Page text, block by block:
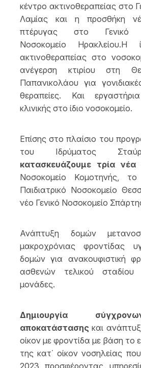
κέντρο ακτινοθεραπείας στο
Λαμίας και η προσθήκη
πτέρυγας στο Γενικό
Νοσοκομείο Ηρακλείου.Η
ακτινοθεραπείας στο
ανέγερση κτιρίου στη
Παπανικολάου για
θεραπείες. Και
κλινικής στο ίδιο νοσοκομείο.
Επίσης στο πλαίσιο του
του Ιδρύματος
κατασκευάζουμε τρία νέα
Νοσοκομείο Κομοτηνής, το
Παιδιατρικό Νοσοκομείο
νέο Γενικό Νοσοκομείο
Ανάπτυξη δομών
μακροχρόνιας φροντίδας
δομών για ανακουφιστική
ασθενών τελικού σταδίου
μονάδες.
Δημιουργία
αποκατάστασης και
οίκον με φροντίδα με βάση το
της κατ΄ οίκον νοσηλείας
2023 προσφέροντας